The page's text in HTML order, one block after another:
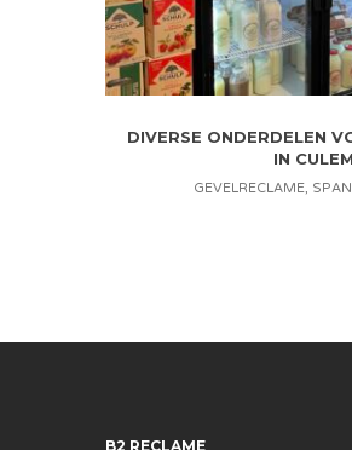
DIVERSE ONDERDELEN
IN
GEVELRECLAME,
B2 RECLAME